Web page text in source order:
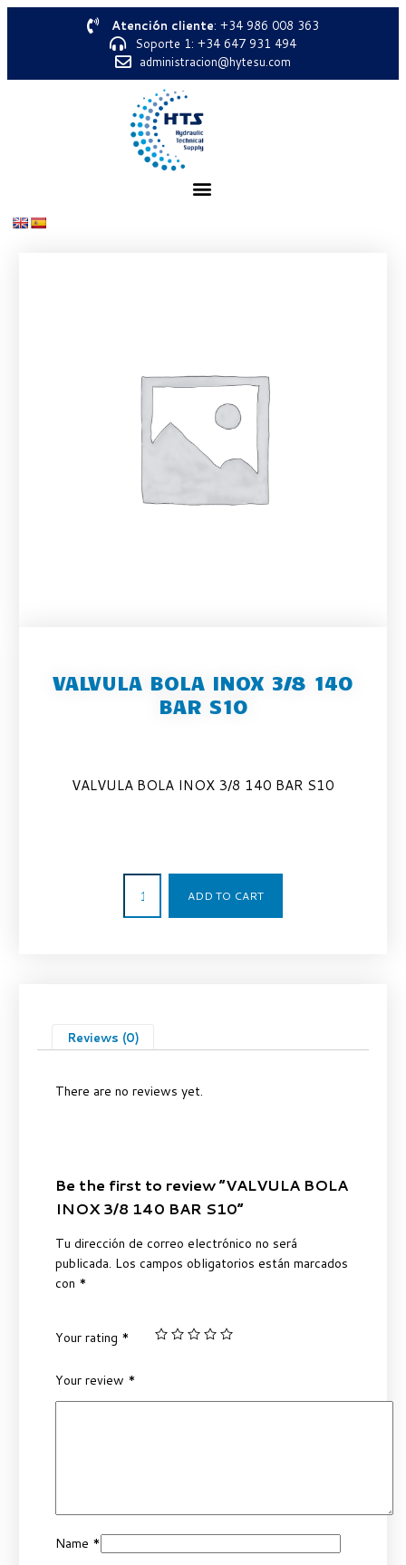
Atención cliente: +34 986 008 363
Soporte 1: +34 647 931 494
administracion@hytesu.com
VALVULA BOLA INOX 3/8 140
BAR S10
VALVULA BOLA INOX 3/8 140 BAR S10
ADD TO CART
Reviews (0)
There are no reviews yet.
Be the first to review “VALVULA BOLA
INOX 3/8 140 BAR S10”
Tu dirección de correo electrónico no será
publicada. Los campos obligatorios están marcados
con *
Your rating *
Your review *
Name *